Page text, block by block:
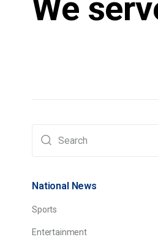
We
National News
Sports
Entertainment